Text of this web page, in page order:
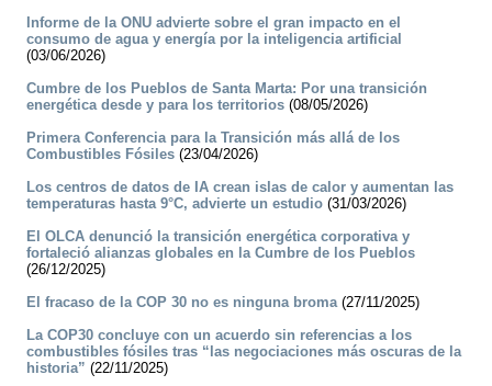
Informe de la ONU advierte sobre el gran impacto en el
consumo de agua y energía por la inteligencia artificial
(03/06/2026)
Cumbre de los Pueblos de Santa Marta: Por una transición
energética desde y para los territorios (08/05/2026)
Primera Conferencia para la Transición más allá de los
Combustibles Fósiles (23/04/2026)
Los centros de datos de IA crean islas de calor y aumentan las
temperaturas hasta 9°C, advierte un estudio (31/03/2026)
El OLCA denunció la transición energética corporativa y
fortaleció alianzas globales en la Cumbre de los Pueblos
(26/12/2025)
El fracaso de la COP 30 no es ninguna broma(27/11/2025)
La COP30 concluye con un acuerdo sin referencias a los
combustibles fósiles tras “las negociaciones más oscuras de la
historia” (22/11/2025)